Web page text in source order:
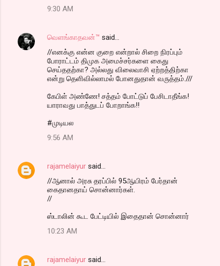
9:30 AM
வெளங்காதவன்™ said…
//எனக்கு என்ன குறை என்றால் சிறை நிரப்பும்
போராட்டம் திமுக அமைச்சர்களை கைது
செய்ததற்கா? அல்லது விலைவாசி ஏற்றத்திற்கா
என்று தெளிவில்லாமல் போனதுதான் வருத்தம்.///
கேபிள் அண்ணே! சத்தம் போட்டுப் பேசிடாதீங்க!
யாராவது பாத்துடப் போறாங்க!!
#முடியல
9:56 AM
rajamelaiyur said…
//ஆனால் அரசு தரப்பில் 95ஆயிரம் பேர்தான்
கைதானதாய் சொன்னார்கள்.
//
ஸ்டாலின் கூட பேட்டியில் இதைதான் சொன்னார்
10:23 AM
rajamelaiyur said…